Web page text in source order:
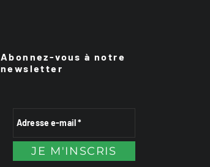
Abonnez-vous à notre
newsletter